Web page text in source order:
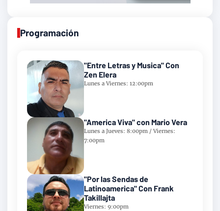
Programación
"Entre Letras y Musica" Con
Zen Elera
Lunes a Viernes: 12:00pm
"America Viva" con Mario Vera
Lunes a Jueves: 8:00pm / Viernes:
7:00pm
"Por las Sendas de
Latinoamerica" Con Frank
Takillajta
Viernes: 9:00pm